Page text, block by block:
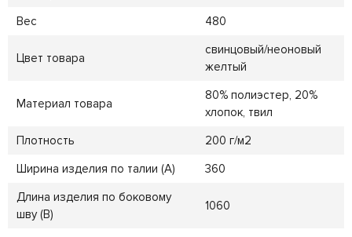
Вес
480
Цвет товара
свинцовый/неоновый
желтый
Материал товара
80% полиэстер, 20%
хлопок, твил
Плотность
200 г/м2
Ширина изделия по талии (A)
360
Длина изделия по боковому
шву (B)
1060